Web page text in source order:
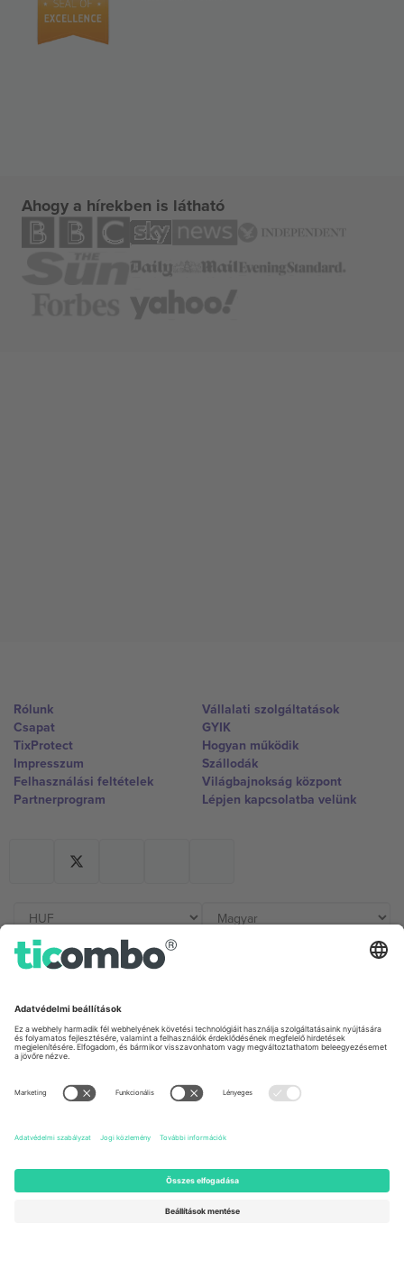
Ahogy a hírekben is látható
Rólunk
Csapat
TixProtect
Impresszum
Felhasználási feltételek
Partnerprogram
Vállalati szolgáltatások
GYIK
Hogyan működik
Szállodák
Világbajnokság központ
Lépjen kapcsolatba velünk
Germany
Unter den Linden 24, 10117
Berlin, Germany
United Kingdom
167 City Road, London, Greater
Newark, Delaware 19713, United
States
Engelberg, Switzerland